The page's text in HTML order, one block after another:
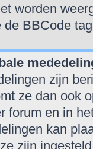
worden
de BBCode
zijn
ze dan ook
forum en in
kan
zijn